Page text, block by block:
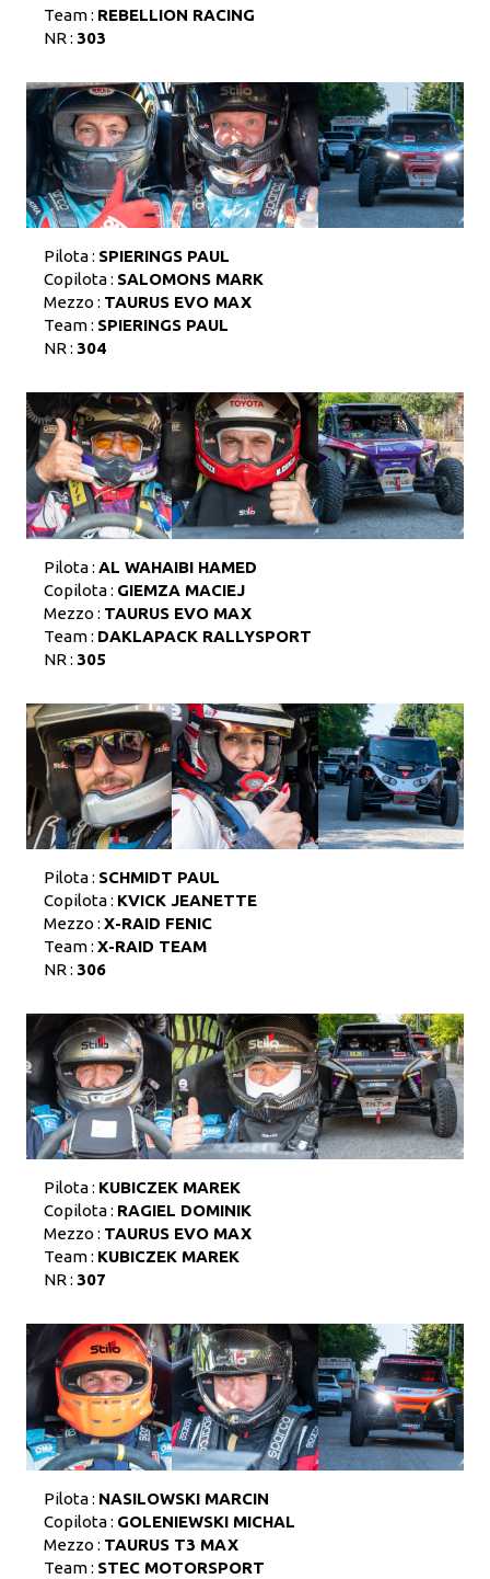
Team : REBELLION RACING
NR : 303
Pilota : SPIERINGS PAUL
Copilota : SALOMONS MARK
Mezzo : TAURUS EVO MAX
Team : SPIERINGS PAUL
NR : 304
Pilota : AL WAHAIBI HAMED
Copilota : GIEMZA MACIEJ
Mezzo : TAURUS EVO MAX
Team : DAKLAPACK RALLYSPORT
NR : 305
Pilota : SCHMIDT PAUL
Copilota : KVICK JEANETTE
Mezzo : X-RAID FENIC
Team : X-RAID TEAM
NR : 306
Pilota : KUBICZEK MAREK
Copilota : RAGIEL DOMINIK
Mezzo : TAURUS EVO MAX
Team : KUBICZEK MAREK
NR : 307
Pilota : NASILOWSKI MARCIN
Copilota : GOLENIEWSKI MICHAL
Mezzo : TAURUS T3 MAX
Team : STEC MOTORSPORT